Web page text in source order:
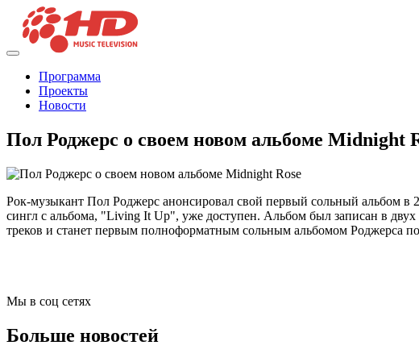
Программа
Проекты
Новости
Пол Роджерс о своем новом альбоме Midnight
Рок-музыкант Пол Роджерс анонсировал свой первый сольный альбом в
сингл с альбома, "Living It Up", уже доступен. Альбом был записан в
треков и станет первым полноформатным сольным альбомом Роджерса
Мы в соц сетях
Больше новостей